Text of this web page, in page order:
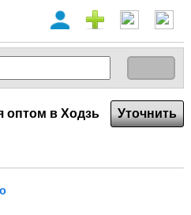
оптом в Ходзь Уточнить